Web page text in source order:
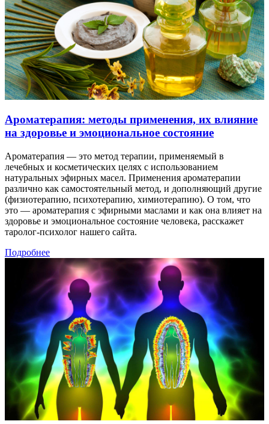
Ароматерапия: методы применения, их влияние
на здоровье и эмоциональное состояние
Ароматерапия — это метод терапии, применяемый в
лечебных и косметических целях с использованием
натуральных эфирных масел. Применения ароматерапии
различно как самостоятельный метод, и дополняющий другие
(физиотерапию, психотерапию, химиотерапию). О том, что
это — ароматерапия с эфирными маслами и как она влияет на
здоровье и эмоциональное состояние человека, расскажет
таролог-психолог нашего сайта.
Подробнее